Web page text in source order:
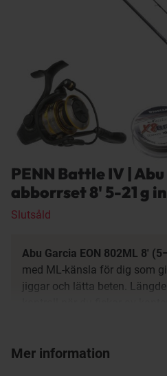
PENN Battle IV |
abborrset 8' 5-21 g
Slutsåld
Abu Garcia EON 802ML 8'
med ML-känsla för dig som
jiggar och lätta beten.
X8 Braid 0.160 mm
Mer information